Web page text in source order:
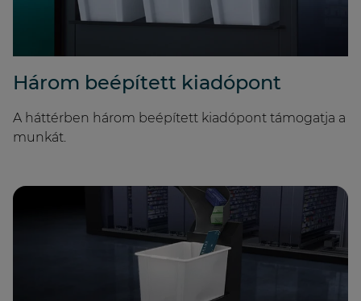
Három beépített kiadópont
A háttérben három beépített kiadópont támogatja a
munkát.